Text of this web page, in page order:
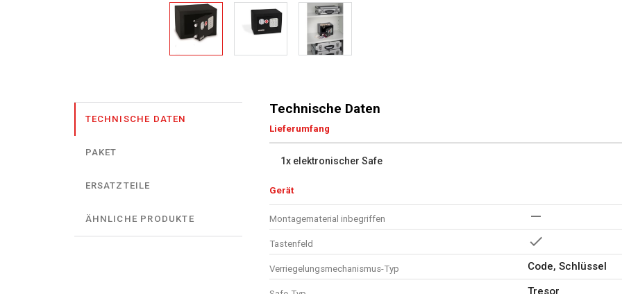
TECHNISCHE DATEN
PAKET
ERSATZTEILE
ÄHNLICHE PRODUKTE
Technische Daten
Lieferumfang
1x elektronischer Safe
Gerät
Montagematerial inbegriffen
Tastenfeld
Verriegelungsmechanismus-Typ Code, Schlüssel
Tresor